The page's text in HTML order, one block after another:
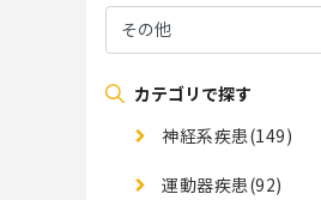
カテゴリで探す
神経系疾患(149)
運動器疾患(92)